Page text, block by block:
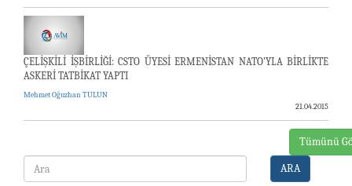
ÇELİŞKİLİ İŞBİRLİĞİ: CSTO ÜYESİ ERMENİSTAN NATO’YLA BİRLİKTE
ASKERİ TATBİKAT YAPTI
Mehmet Oğuzhan TULUN
21.04.2015
Tümünü
ARA